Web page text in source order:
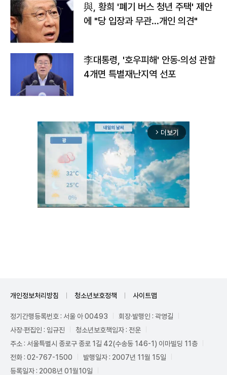
與, 황희 '폐기 버스 청년 주택' 제안
에 "당 입장과 무관…개인 의견"
李대통령, '호우피해' 안동·의성 관할
4개면 특별재난지역 선포
arrow_forward_ios 더보기
개인정보처리방침 청소년보호정책 사이트맵
정기간행등록번호 : 서울 아 00493
회장·발행인 : 곽영길
사장·편집인 : 임규진
청소년보호책임자 : 전운
주소 : 서울특별시 종로구 종로 1길 42(수송동 146-1) 이마빌딩 11층
전화 : 02-767-1500
발행일자 : 2007년 11월 15일
등록일자 : 2008년 01월10일